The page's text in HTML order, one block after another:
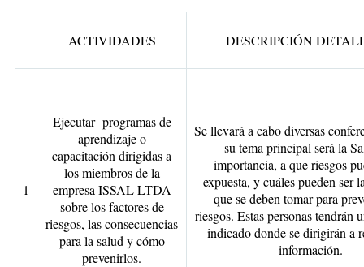
ACTIVIDADES DESCRIPCIÓN
1
Ejecutar programas de
aprendizaje o
capacitación dirigidas a
los miembros de la
empresa ISSAL LTDA
sobre los factores de
riesgos, las consecuencias
para la salud y cómo
prevenirlos.
Se llevará a cabo diversas
su tema principal será la
importancia, a que riesgos
expuesta, y cuáles pueden ser
que se deben tomar para
riesgos. Estas personas tendrán
indicado donde se dirigirán a
información.